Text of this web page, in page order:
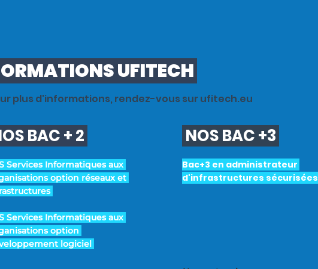
UFITECH
plus d'informations, rendez-vous sur ufitech.eu
BAC + 2
Services Informatiques aux
option réseaux et
Services Informatiques aux
option
logiciel
NOS BAC +3
Bac+3 en administrateur
d'infrastructures sécurisées